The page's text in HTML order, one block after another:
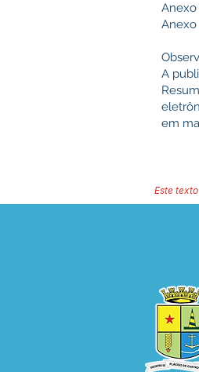
Anexo
Anexo
A
em
Este